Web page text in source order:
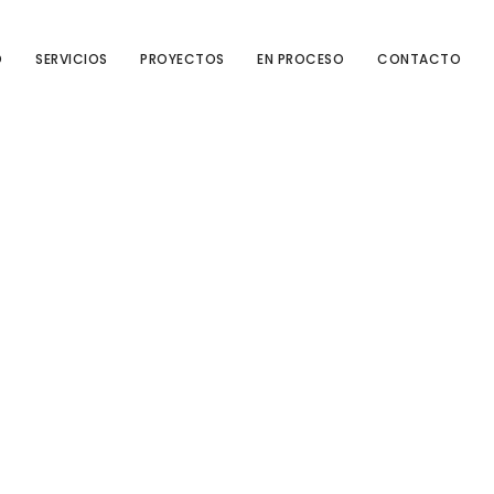
SERVICIOS PROYECTOS EN PROCESO CONTACTO